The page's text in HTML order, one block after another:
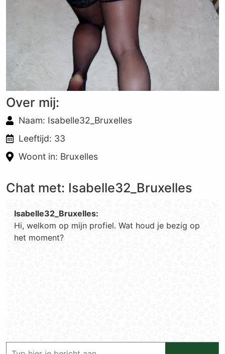
Over mij:
Naam: Isabelle32_Bruxelles
Leeftijd: 33
Woont in: Bruxelles
Chat met: Isabelle32_Bruxelles
Isabelle32_Bruxelles:
Hi, welkom op mijn profiel. Wat houd je bezig op
het moment?